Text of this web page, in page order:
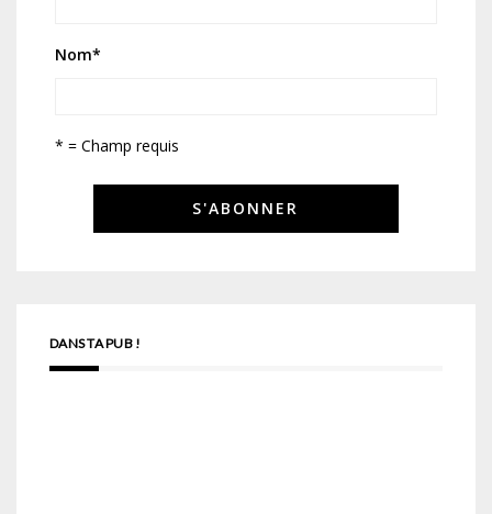
Nom*
* = Champ requis
DANS TA PUB !